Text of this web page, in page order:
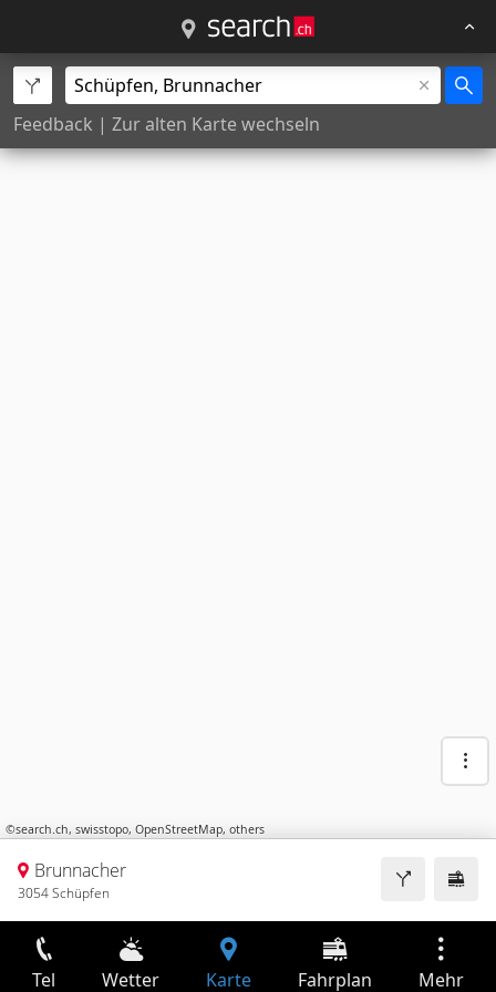
Feedback | Zur alten Karte wechseln
©search.ch, swisstopo, OpenStreetMap, others
Brunnacher
3054 Schüpfen
Tel Wetter Karte Fahrplan Mehr